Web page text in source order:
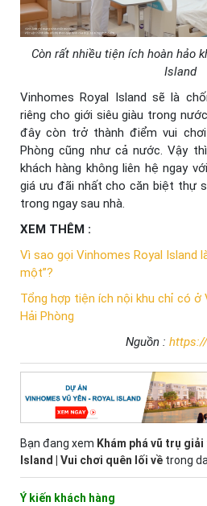
Còn rất nhiều tiện ích hoàn hảo
Island
Vinhomes Royal Island sẽ là
riêng cho giới siêu giàu trong
đây còn trở thành điểm vui
Phòng cũng như cả nước. Vậy
khách hàng không liên hệ ngay
giá ưu đãi nhất cho căn biệt thự
trong ngay sau nhà.
XEM THÊM :
Vì sao gọi Vinhomes Royal Island
một”?
Tổng hợp tiện ích nội khu chỉ có ở
Hải Phòng
Nguồn :
Bạn đang xem Khám phá vũ trụ
Island | Vui chơi quên lối về trong
Ý kiến khách hàng